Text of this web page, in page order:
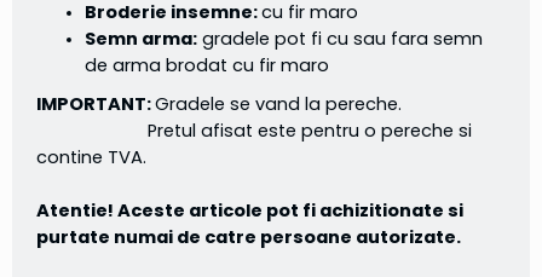
Broderie insemne:cu fir maro
Semn arma: gradele pot fi cu sau fara semn
de arma brodat cu fir maro
IMPORTANT:Gradele se vand la pereche.
Pretul afisat este pentru o pereche si
contine TVA.
Atentie! Aceste articole pot fi achizitionate si
purtate numai de catre persoane autorizate.